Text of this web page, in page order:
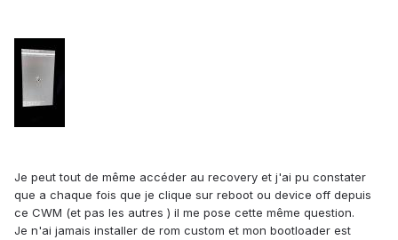
Je peut tout de même accéder au recovery et j'ai pu constater
que a chaque fois que je clique sur reboot ou device off depuis
ce CWM (et pas les autres ) il me pose cette même question.
Je n'ai jamais installer de rom custom et mon bootloader est